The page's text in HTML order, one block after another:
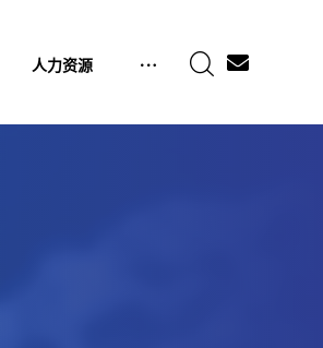
人力资源